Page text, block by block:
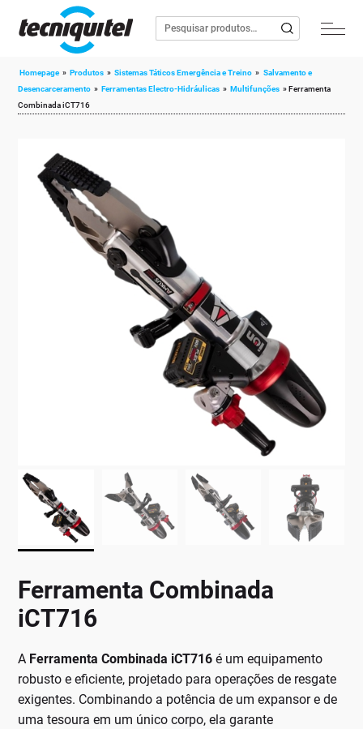
Homepage » Produtos » Sistemas Táticos Emergência e Treino » Salvamento e
Desencarceramento » Ferramentas Electro-Hidráulicas » Multifunções »Ferramenta
Combinada iCT716
Ferramenta Combinada
iCT716
A Ferramenta Combinada iCT716 é um equipamento
robusto e eficiente, projetado para operações de resgate
exigentes. Combinando a potência de um expansor e de
uma tesoura em um único corpo, ela garante